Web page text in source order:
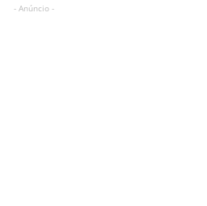
- Anúncio -